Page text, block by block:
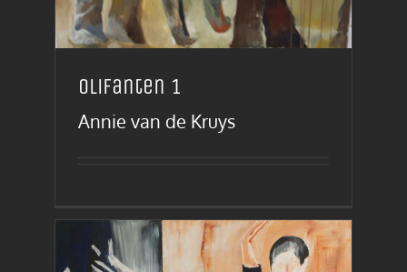
Olifanten 1
Annie van de Kruys